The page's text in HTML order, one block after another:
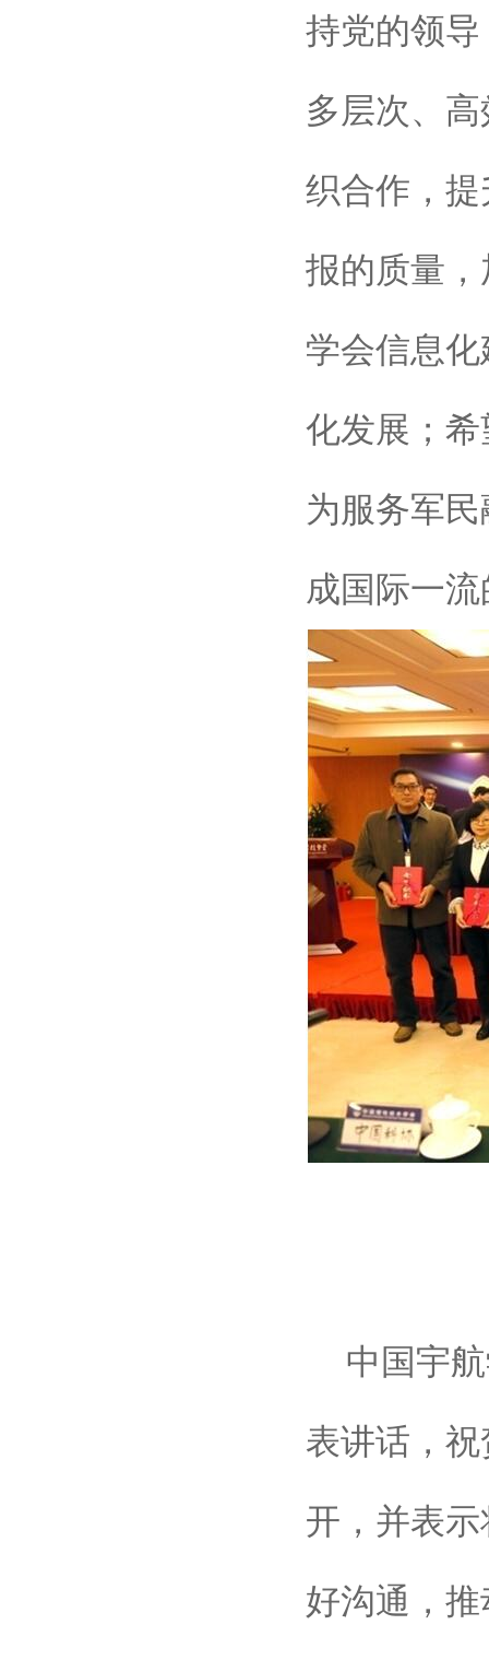
持党的领
多层次、
织合作，
报的质量
学会信息
化发展；
为服务军
成国际一
中国宇
表讲话，
开，并表
好沟通，